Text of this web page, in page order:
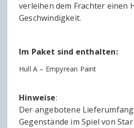
verleihen dem Frachter einen
Geschwindigkeit.
Im Paket sind enthalten:
Hull A – Empyrean Paint
Hinweise:
Der angebotene
Gegenstände im Spiel von